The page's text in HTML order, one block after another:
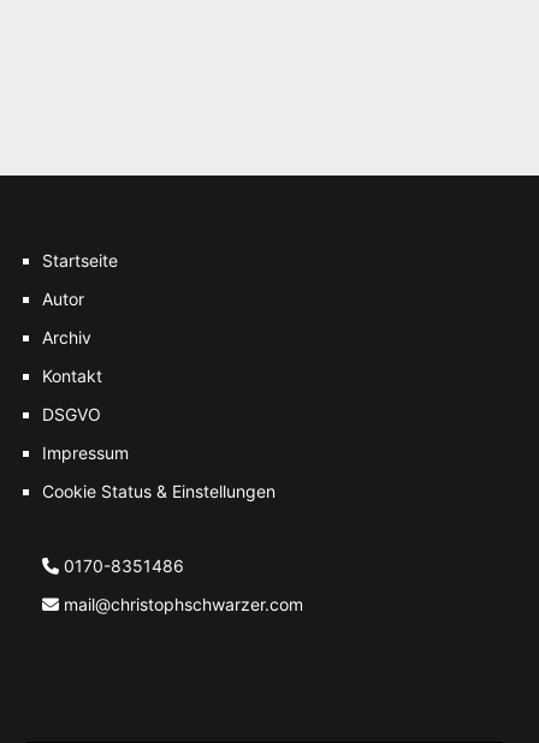
Startseite
Autor
Archiv
Kontakt
DSGVO
Impressum
Cookie Status & Einstellungen
0170-8351486
mail@christophschwarzer.com